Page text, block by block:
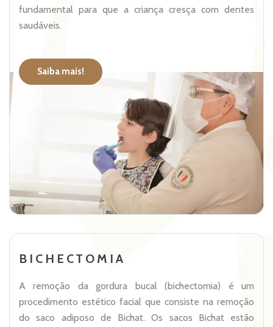
fundamental para que a criança cresça com dentes
saudáveis.
Saiba mais!
BICHECTOMIA
A remoção da gordura bucal (bichectomia) é um
procedimento estético facial que consiste na remoção
do saco adiposo de Bichat. Os sacos Bichat estão